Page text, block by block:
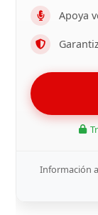
Apoya
Información